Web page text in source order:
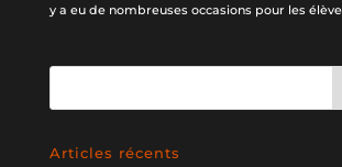
y a eu de nombreuses occasions pour les
Articles récents